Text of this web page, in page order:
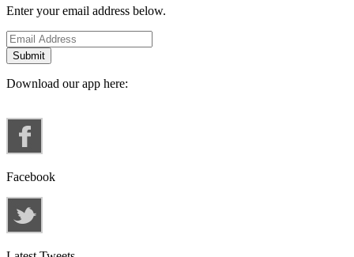
Enter your email address below.
Download our app here:
Facebook